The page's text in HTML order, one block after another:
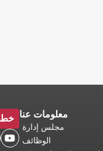
معلومات عنا
مجلس إدارة
الوظائف
